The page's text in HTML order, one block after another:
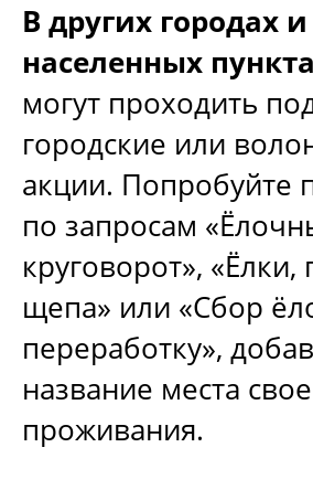
В других городах и
населенных
могут проходить
городские или
акции. Попробуйте
по запросам
круговорот», «Ёлки,
щепа» или «Сбор
переработку»,
название места
проживания.